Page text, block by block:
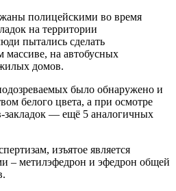
полицейскими во время
на территории
пытались сделать
массиве, на автобусных
домов.
было обнаружено и
белого цвета, а при осмотре
— ещё 5 аналогичных
изъятое является
– метилэфедрон и эфедрон общей